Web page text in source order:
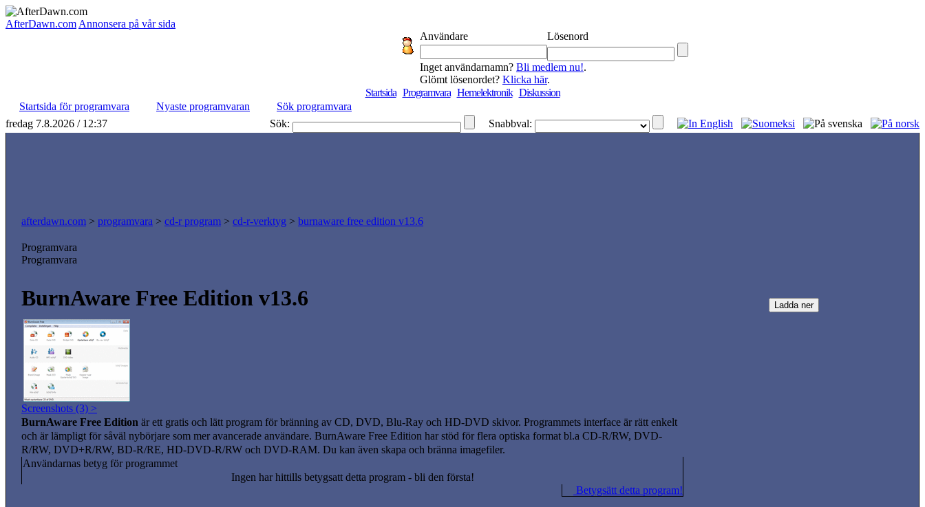
AfterDawn.com Annonsera på vår sida
Användare
Lösenord
Inget användarnamn? Bli medlem nu!.
Glömt lösenordet? Klicka här.
Startsida Programvara Hemelektronik Diskussion
Startsida för programvara
Nyaste programvaran
Sök programvara
fredag 7.8.2026 / 12:37
Sök: Snabbval:
afterdawn.com > programvara > cd-r program > cd-r-verktyg > burnaware free edition v13.6
Programvara
Programvara
BurnAware Free Edition v13.6
Screenshots (3) >
BurnAware Free Edition är ett gratis och lätt program för bränning av CD, DVD, Blu-Ray och HD-DVD skivor. Programmets interface är rätt enkelt
och är lämpligt för såväl nybörjare som mer avancerade användare. BurnAware Free Edition har stöd för flera optiska format bl.a CD-R/RW, DVD-
R/RW, DVD+R/RW, BD-R/RE, HD-DVD-R/RW och DVD-RAM. Du kan även skapa och bränna imagefiler.
Användarnas betyg för programmet
Ingen har hittills betygsatt detta program - bli den första!
Betygsätt detta program!